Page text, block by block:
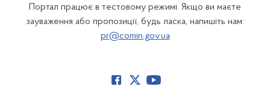
Портал працює в тестовому режимі. Якщо ви маєте
зауваження або пропозиції, будь ласка, напишіть нам:
pr@comin.gov.ua